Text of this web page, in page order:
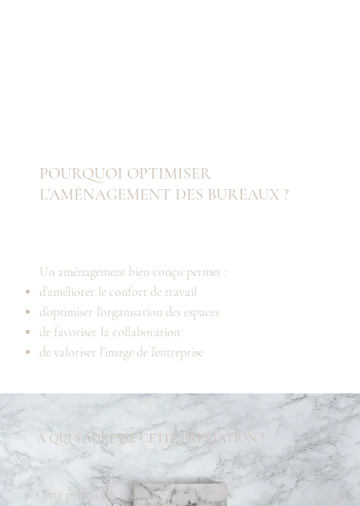
POURQUOI OPTIMISER
L’AMÉNAGEMENT DES BUREAUX ?
Un aménagement bien conçu permet :
d’améliorer le confort de travail
d’optimiser l’organisation des espaces
de favoriser la collaboration
de valoriser l’image de l’entreprise
À QUI S’ADRESSE CETTE PRESTATION ?
Cette prestation s’adresse :